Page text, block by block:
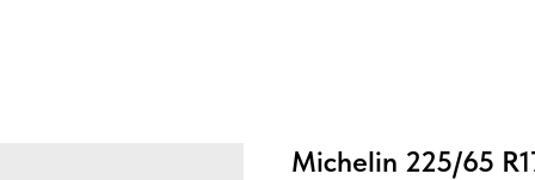
Michelin 225/65